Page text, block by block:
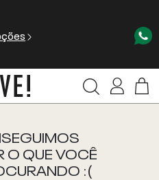
O QUE VOCÊ
:(